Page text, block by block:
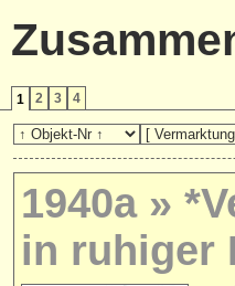
1 2 3 4
1940a »
in ruhiger